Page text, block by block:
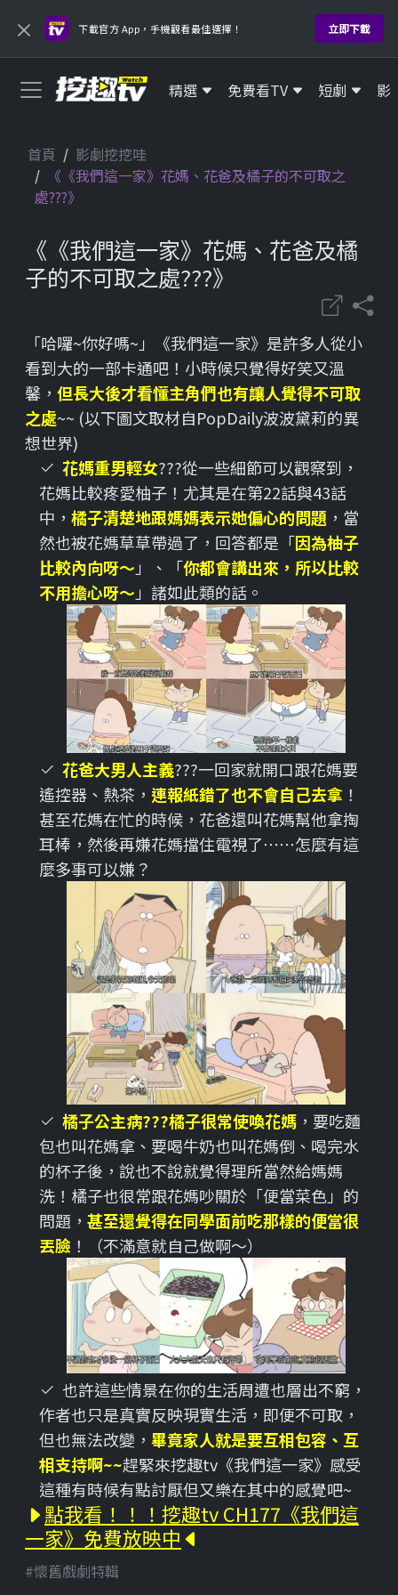
× 下載官方 App，手機觀看最佳選擇！ 立即下載
精選 免費看TV 短劇 影
首頁
影劇挖挖哇
《《我們這一家》花媽、花爸及橘子的不可取之
處???》
《《我們這一家》花媽、花爸及橘
子的不可取之處???》
「哈囉~你好嗎~」《我們這一家》是許多人從小
看到大的一部卡通吧！小時候只覺得好笑又溫
馨， 但長大後才看懂主角們也有讓人覺得不可取
之處~~ (以下圖文取材自PopDaily波波黛莉的異
想世界)
花媽重男輕女???從一些細節可以觀察到，
花媽比較疼愛柚子！尤其是在第22話與43話
中， 橘子清楚地跟媽媽表示她偏心的問題 ，當
然也被花媽草草帶過了，回答都是「因為柚子
比較內向呀～ 」、「你都會講出來，所以比較
不用擔心呀～ 」諸如此類的話。
花爸大男人主義???一回家就開口跟花媽要
遙控器、熱茶， 連報紙錯了也不會自己去拿 ！
甚至花媽在忙的時候，花爸還叫花媽幫他拿掏
耳棒，然後再嫌花媽擋住電視了⋯⋯怎麼有這
麼多事可以嫌？
橘子公主病???橘子很常使喚花媽 ，要吃麵
包也叫花媽拿、要喝牛奶也叫花媽倒、喝完水
的杯子後，說也不說就覺得理所當然給媽媽
洗！橘子也很常跟花媽吵關於「便當菜色」的
問題， 甚至還覺得在同學面前吃那樣的便當很
丟臉 ！（不滿意就自己做啊～）
也許這些情景在你的生活周遭也層出不窮，
作者也只是真實反映現實生活，即便不可取，
但也無法改變， 畢竟家人就是要互相包容、互
相支持啊~~趕緊來挖趣tv《我們這一家》感受
這種有時候有點討厭但又樂在其中的感覺吧~
點我看！！！挖趣tv CH177《我們這
一家》免費放映中
#懷舊戲劇特輯